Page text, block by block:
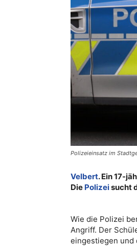
Polizeieinsatz im
Velbert. Ein 17-
Die Polizeisucht
Wie die Polizei
Angriff. Der
eingestiegen und